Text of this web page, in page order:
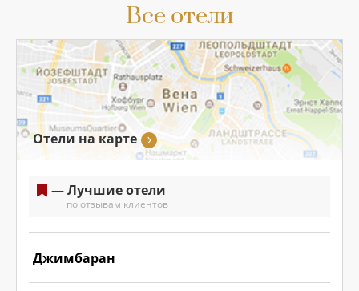
Все отели
Отели на карте
— Лучшие отели
по отзывам клиентов
Джимбаран